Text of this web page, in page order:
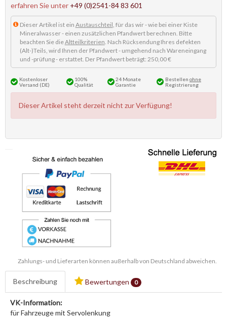
erfahren Sie unter +49 (0)2541-84 83 601
Dieser Artikel ist ein Austauschteil, für das wir - wie bei einer Kiste
Mineralwasser - einen zusätzlichen Pfandwert berechnen. Bitte
beachten Sie dieAltteilkriterien. Nach Rücksendung Ihres defekten
(Alt-)Teils, wird Ihnen der Pfandwert - umgehend nach Wareneingang
und -prüfung - erstattet. Der Pfandwert beträgt: 250,00 €
Kostenloser
Versand (DE)
100%
Qualität
24 Monate
Garantie
Bestellen ohne
Registrierung
Dieser Artikel steht derzeit nicht zur Verfügung!
Zahlungs- und Lieferarten können außerhalb von Deutschland abweichen.
Beschreibung Bewertungen 0
VK-Information:
für Fahrzeuge mit Servolenkung